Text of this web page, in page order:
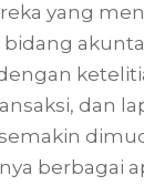
yang
dan
berbagai